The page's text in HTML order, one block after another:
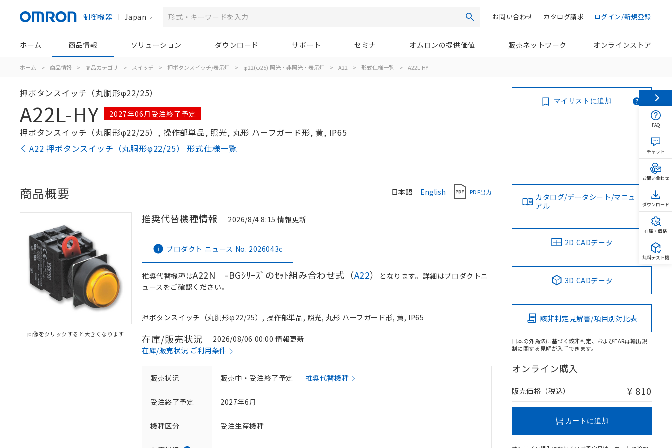
制御機器 Japan 検索 ログイン/新規登録
カタログ請求
お問い合わせ
ホーム 商品情報 ソリューション ダウンロード サポート セミナ オムロンの提供価値 販売ネットワーク オンラインストア
ホーム > 商品情報 > 商品カテゴリ > スイッチ > 押ボタンスイッチ/表示灯 > φ22(φ25):照光・非照光・表示灯 > A22 > 形式仕様一覧 > A22L-HY
押ボタンスイッチ（丸胴形φ22/25）
A22L-HY 2027年06月受注終了予定
押ボタンスイッチ（丸胴形φ22/25）, 操作部単品, 照光, 丸形 ハーフガード形, 黄, IP65
A22 押ボタンスイッチ（丸胴形φ22/25） 形式仕様一覧
マイリストに追加
日本語 English PDF出力
商品概要
画像をクリックすると大きくなります
推奨代替機種情報 2026/8/4 8:15 情報更新
プロダクト ニュース No. 2026043c
推奨代替機種はA22N□-BGｼﾘｰｽﾞのｾｯﾄ組み合わせ式（A22）
となります。詳細はプロダクトニ
ュースをご確認ください。
押ボタンスイッチ（丸胴形φ22/25）, 操作部単品, 照光, 丸形 ハーフガード形, 黄, IP65
在庫/販売状況
2026/08/06 00:00 情報更新
在庫/販売状況 ご利用条件
販売状況 販売中・受注終了予定 推奨代替機種
受注終了予定 2027年6月
機種区分 受注生産機種
カタログ/データシート/マニュ
アル
2D CADデータ
3D CADデータ
該非判定見解書/項目別対比表
日本の外為法に基づく該非判定、およびEAR再輸出規
制に関する見解が入手できます。
オンライン購入
販売価格（税込） ¥ 810
カートに追加
ご利用条件
以下の条件をお読みいただき、同意のうえご利用ください。
本サービスは、当社制御機器事業取扱商品の当社在庫状況および標準価格(税抜)を提供させていただ
※1 対応状況
対応予定なし：EU RoHS指令（10物質）の非含有に非対応の商品で、対応品を出す予定はありません。
調査・確認中：EU RoHS指令（10物質）の非含有の対応状況を調査中または確認中の商品です。
非該当品：ライセンス料など無形物で、有害物質有無と関係のない商品です。
仕入先様の事情により、非含有部品としていたものが、含有品と判明した場合などやむを得ず変更すること
があります。
*EU RoHS指令（10物質）：
「○」：最大均質材料含有率が中国RoHSの基準値以下であることを示します。
「×」：最大均質材料含有率が中国RoHSの基準値を超えていることを示します。
当社は、これら貴社製品のうち、外国為替および外国貿易法に定める商品（以下｢規制貨物等」とい
FAQ
チャット
お問い合わせ
ダウンロード
在庫・価格
無料テスト機